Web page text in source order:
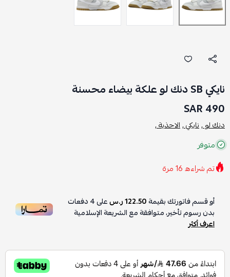
نايكي SB دنك لو علكة بيضاء محسنة
490 SAR
دنك لو ,نايكي ,الاحذية ,
متوفر
تم شراءه16مرة
أو قسم فاتورتك بقيمة122.50 ر.س على4دفعات
بدون رسوم تأخير، متوافقة مع الشريعة الإسلامية
اعرف أكثر